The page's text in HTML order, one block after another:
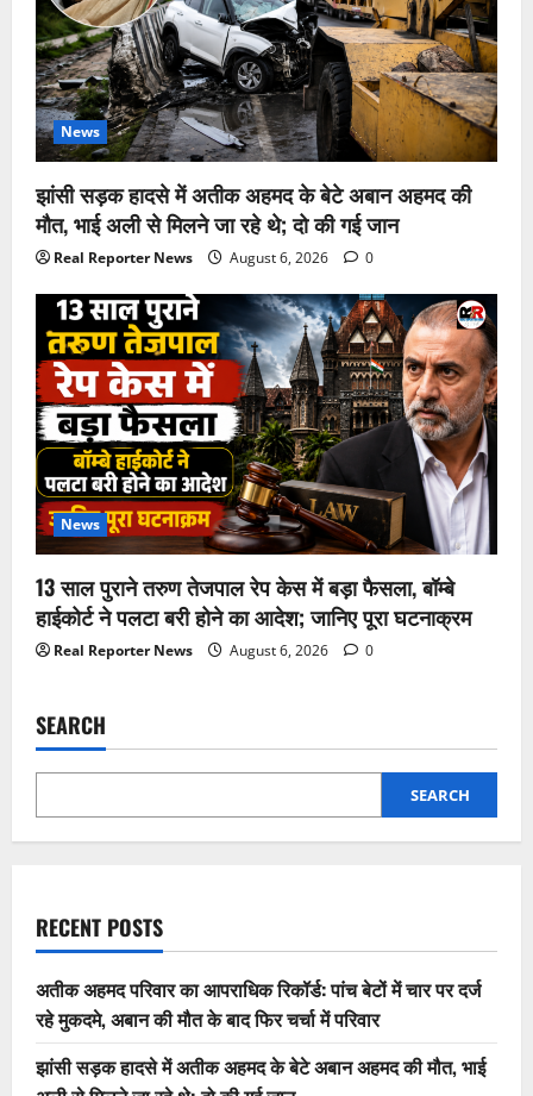
News
झांसी सड़क हादसे में अतीक अहमद के बेटे अबान अहमद की
मौत, भाई अली से मिलने जा रहे थे; दो की गई जान
Real Reporter News August 6, 2026 0
News
13 साल पुराने तरुण तेजपाल रेप केस में बड़ा फैसला, बॉम्बे
हाईकोर्ट ने पलटा बरी होने का आदेश; जानिए पूरा घटनाक्रम
Real Reporter News August 6, 2026 0
SEARCH
SEARCH
RECENT POSTS
अतीक अहमद परिवार का आपराधिक रिकॉर्ड: पांच बेटों में चार पर दर्ज
रहे मुकदमे, अबान की मौत के बाद फिर चर्चा में परिवार
झांसी सड़क हादसे में अतीक अहमद के बेटे अबान अहमद की मौत, भाई